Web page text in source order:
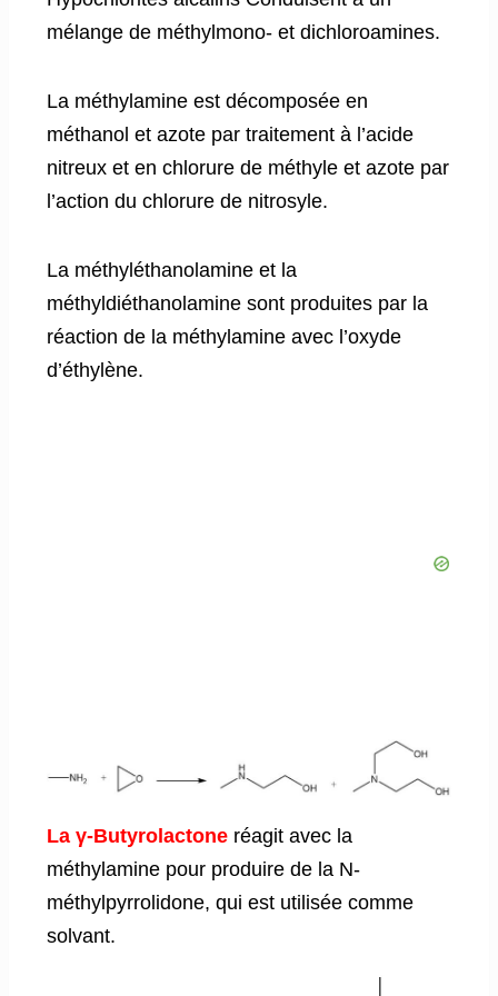
mélange de méthylmono- et dichloroamines.
La méthylamine est décomposée en
méthanol et azote par traitement à l’acide
nitreux et en chlorure de méthyle et azote par
l’action du chlorure de nitrosyle.
La méthyléthanolamine et la
méthyldiéthanolamine sont produites par la
réaction de la méthylamine avec l’oxyde
d’éthylène.
La γ-Butyrolactone réagit avec la
méthylamine pour produire de la N-
méthylpyrrolidone, qui est utilisée comme
solvant.